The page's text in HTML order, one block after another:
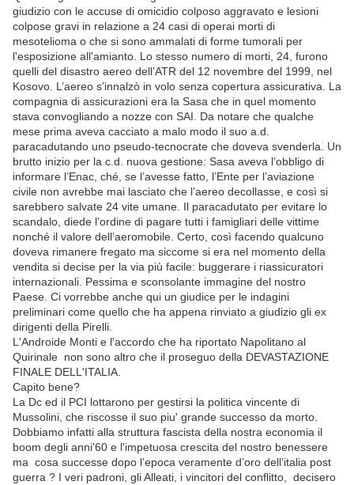
giudizio con le accuse di omicidio colposo aggravato e lesioni
colpose gravi in relazione a 24 casi di operai morti di
mesotelioma o che si sono ammalati di forme tumorali per
l'esposizione all'amianto. Lo stesso numero di morti, 24, furono
quelli del disastro aereo dell’ATR del 12 novembre del 1999, nel
Kosovo. L’aereo s’innalzò in volo senza copertura assicurativa. La
compagnia di assicurazioni era la Sasa che in quel momento
stava convogliando a nozze con SAI. Da notare che qualche
mese prima aveva cacciato a malo modo il suo a.d.
paracadutando uno pseudo-tecnocrate che doveva svenderla. Un
brutto inizio per la c.d. nuova gestione: Sasa aveva l’obbligo di
informare l’Enac, ché, se l’avesse fatto, l’Ente per l’aviazione
civile non avrebbe mai lasciato che l’aereo decollasse, e così si
sarebbero salvate 24 vite umane. Il paracadutato per evitare lo
scandalo, diede l’ordine di pagare tutti i famigliari delle vittime
nonché il valore dell’aeromobile. Certo, così facendo qualcuno
doveva rimanere fregato ma siccome si era nel momento della
vendita si decise per la via più facile: buggerare i riassicuratori
internazionali. Pessima e sconsolante immagine del nostro
Paese. Ci vorrebbe anche qui un giudice per le indagini
preliminari come quello che ha appena rinviato a giudizio gli ex
dirigenti della Pirelli.
L'Androide Monti e l'accordo che ha riportato Napolitano al
Quirinale non sono altro che il proseguo della DEVASTAZIONE
FINALE DELL'ITALIA.
Capito bene?
La Dc ed il PCI lottarono per gestirsi la politica vincente di
Mussolini, che riscosse il suo piu' grande successo da morto.
Dobbiamo infatti alla struttura fascista della nostra economia il
boom degli anni'60 e l'impetuosa crescita del nostro benessere
ma cosa successe dopo l’epoca veramente d’oro dell’italia post
guerra ? I veri padroni, gli Alleati, i vincitori del conflitto, decisero